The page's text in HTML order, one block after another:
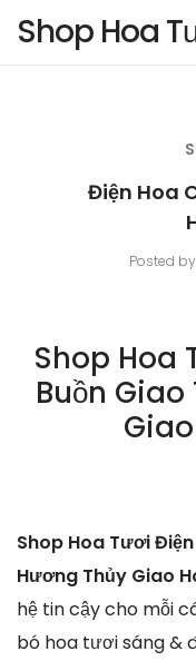
Shop Hoa
Điện Hoa
Posted by
Shop Hoa
Buồn Giao
Shop Hoa Tươi
Hương Thủy Giao
hệ tin cậy cho mỗi
bó hoa tươi sáng &